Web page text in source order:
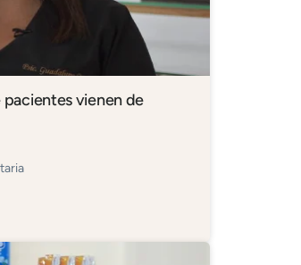
pacientes vienen de